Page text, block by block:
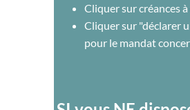
Cliquer sur créances
Cliquer sur "déclarer
pour le mandat